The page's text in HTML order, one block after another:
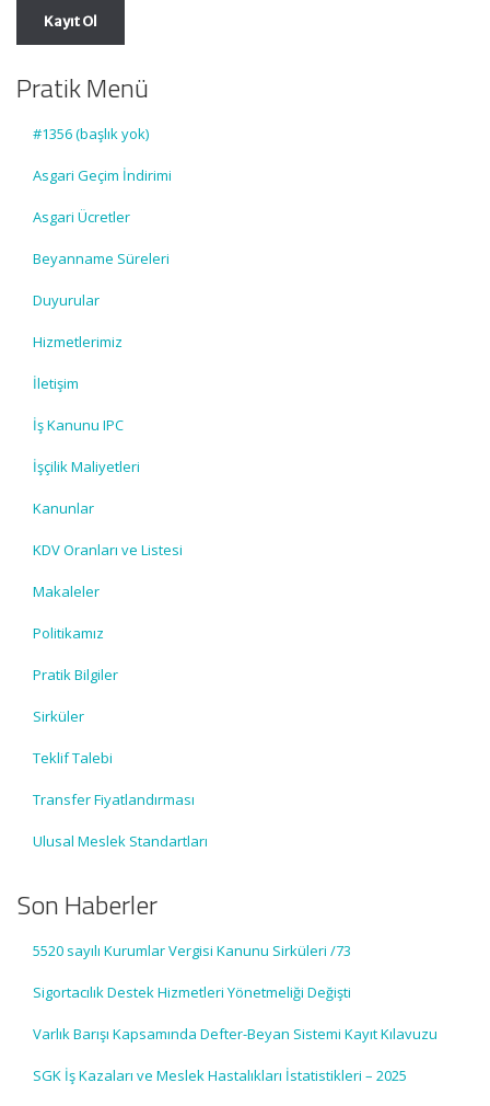
Pratik Menü
#1356 (başlık yok)
Asgari Geçim İndirimi
Asgari Ücretler
Beyanname Süreleri
Duyurular
Hizmetlerimiz
İletişim
İş Kanunu IPC
İşçilik Maliyetleri
Kanunlar
KDV Oranları ve Listesi
Makaleler
Politikamız
Pratik Bilgiler
Sirküler
Teklif Talebi
Transfer Fiyatlandırması
Ulusal Meslek Standartları
Son Haberler
5520 sayılı Kurumlar Vergisi Kanunu Sirküleri /73
Sigortacılık Destek Hizmetleri Yönetmeliği Değişti
Varlık Barışı Kapsamında Defter-Beyan Sistemi Kayıt Kılavuzu
SGK İş Kazaları ve Meslek Hastalıkları İstatistikleri – 2025